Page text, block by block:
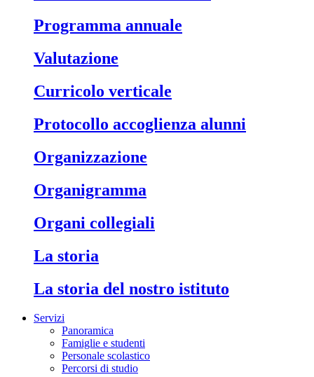
Programma annuale
Valutazione
Curricolo verticale
Protocollo accoglienza alunni
Organizzazione
Organigramma
Organi collegiali
La storia
La storia del nostro istituto
Servizi
Panoramica
Famiglie e studenti
Personale scolastico
Percorsi di studio